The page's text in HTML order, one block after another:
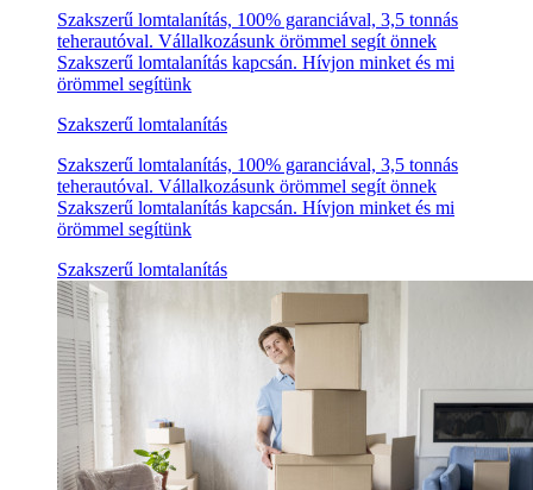
Szakszerű lomtalanítás, 100% garanciával, 3,5 tonnás
teherautóval. Vállalkozásunk örömmel segít önnek
Szakszerű lomtalanítás kapcsán. Hívjon minket és mi
örömmel segítünk
Szakszerű lomtalanítás
Szakszerű lomtalanítás, 100% garanciával, 3,5 tonnás
teherautóval. Vállalkozásunk örömmel segít önnek
Szakszerű lomtalanítás kapcsán. Hívjon minket és mi
örömmel segítünk
Szakszerű lomtalanítás